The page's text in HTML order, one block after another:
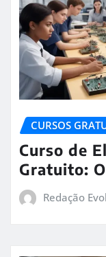
CURSOS
Curso de
Gratuito:
Redação